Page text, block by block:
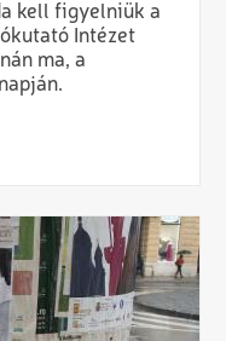
kell figyelniük a
Intézet
ma, a